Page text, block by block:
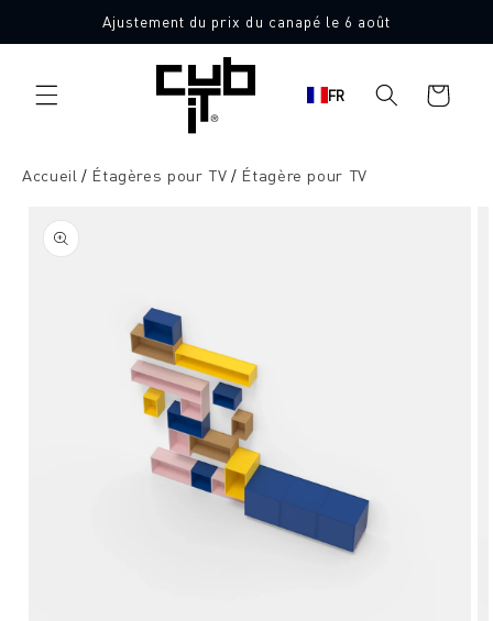
directement
au contenu
Ajustement du prix du canapé le 6 août
FR
Panier
d'achat
Accueil Étagères pour TV Étagère pour TV
l'information
sur le
produit